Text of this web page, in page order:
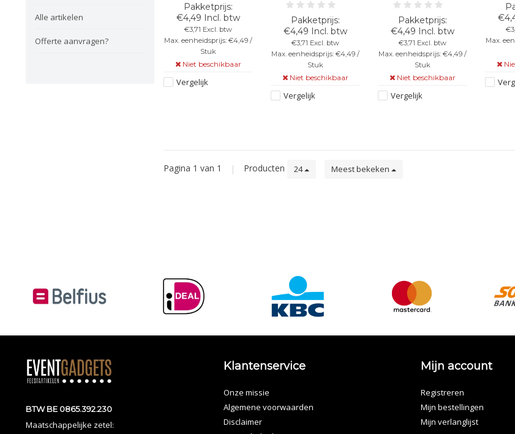
Alle artikelen
Offerte aanvragen?
€4,49 Incl. btw
€3,71 Excl. btw
Max. eenheidsprijs: €4,49 /
Stuk
Niet beschikbaar
Vergelijk
Kleur: Blauw
€4,49 Incl. btw
€3,71 Excl. btw
Max. eenheidsprijs: €4,49 /
Stuk
Niet beschikbaar
Vergelijk
Kleur: Groen
€4,49 Incl. btw
€3,71 Excl. btw
Max. eenheidsprijs: €4,49 /
Stuk
Niet beschikbaar
Vergelijk
Max.
Pagina 1 van 1 | Producten 24 Meest bekeken
BTW BE 0865.392.230
Maatschappelijke zetel:
Klantenservice
Onze missie
Algemene voorwaarden
Disclaimer
Mijn account
Registreren
Mijn bestellingen
Mijn verlanglijst